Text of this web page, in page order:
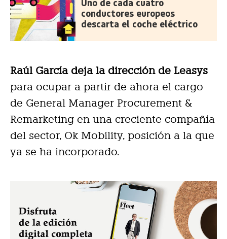
conductores europeos
descarta el coche eléctrico
Raúl García deja la dirección de Leasys
para ocupar a partir de ahora el cargo
de General Manager Procurement &
Remarketing en una creciente compañía
del sector, Ok Mobility, posición a la que
ya se ha incorporado.